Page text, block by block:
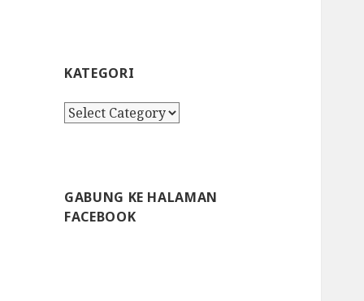
KATEGORI
K
g
o
GABUNG KE HALAMAN
FACEBOOK